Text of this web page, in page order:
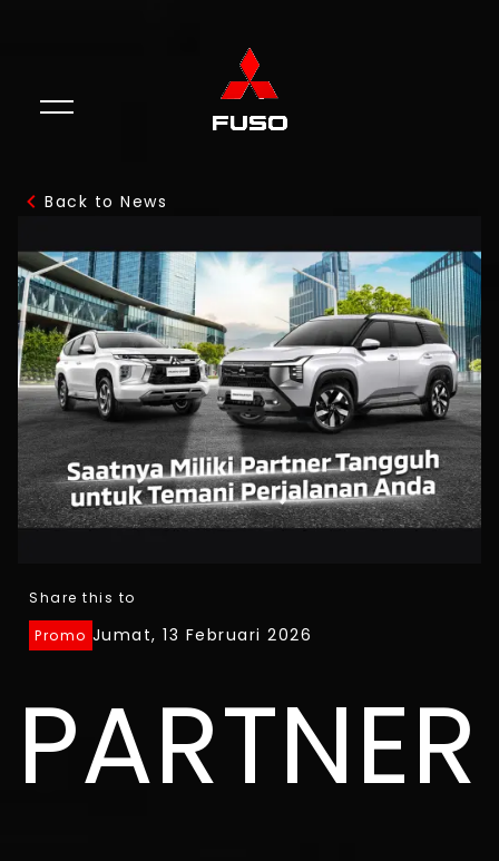
Back to News
Share this to
Promo Jumat, 13 Februari 2026
PARTNER